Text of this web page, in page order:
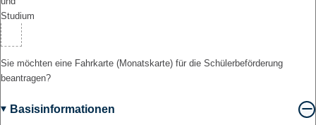
Sie möchten eine Fahrkarte (Monatskarte) für die Schülerbeförderung
beantragen?
Basisinformationen